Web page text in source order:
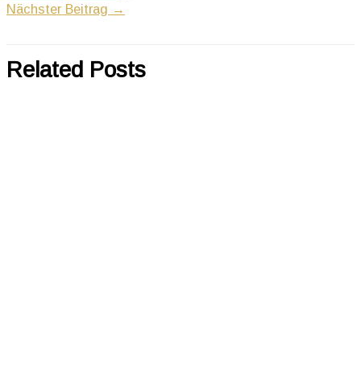
Nächster Beitrag →
Related Posts